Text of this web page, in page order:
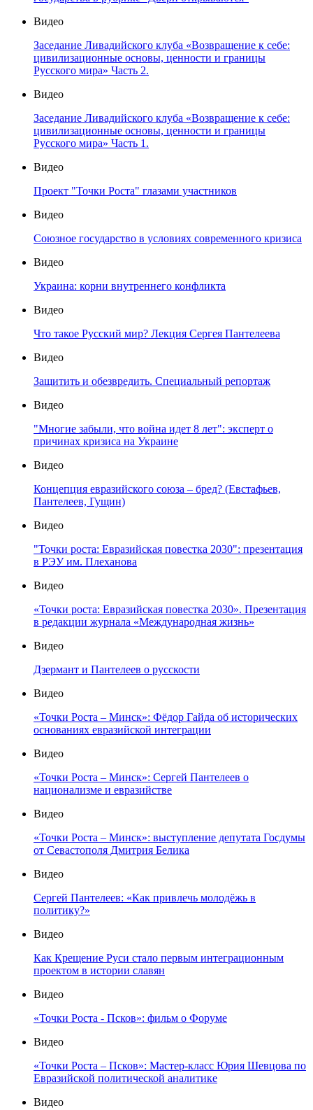
Видео
Заседание Ливадийского клуба «Возвращение к себе:
цивилизационные основы, ценности и границы
Русского мира» Часть 2.
Видео
Заседание Ливадийского клуба «Возвращение к себе:
цивилизационные основы, ценности и границы
Русского мира» Часть 1.
Видео
Проект "Точки Роста" глазами участников
Видео
Союзное государство в условиях современного кризиса
Видео
Украина: корни внутреннего конфликта
Видео
Что такое Русский мир? Лекция Сергея Пантелеева
Видео
Защитить и обезвредить. Специальный репортаж
Видео
"Многие забыли, что война идет 8 лет": эксперт о
причинах кризиса на Украине
Видео
Концепция евразийского союза – бред? (Евстафьев,
Пантелеев, Гущин)
Видео
"Точки роста: Евразийская повестка 2030": презентация
в РЭУ им. Плеханова
Видео
«Точки роста: Евразийская повестка 2030». Презентация
в редакции журнала «Международная жизнь»
Видео
Дзермант и Пантелеев о русскости
Видео
«Точки Роста – Минск»: Фёдор Гайда об исторических
основаниях евразийской интеграции
Видео
«Точки Роста – Минск»: Сергей Пантелеев о
национализме и евразийстве
Видео
«Точки Роста – Минск»: выступление депутата Госдумы
от Севастополя Дмитрия Белика
Видео
Сергей Пантелеев: «Как привлечь молодёжь в
политику?»
Видео
Как Крещение Руси стало первым интеграционным
проектом в истории славян
Видео
«Точки Роста - Псков»: фильм о Форуме
Видео
«Точки Роста – Псков»: Мастер-класс Юрия Шевцова по
Евразийской политической аналитике
Видео